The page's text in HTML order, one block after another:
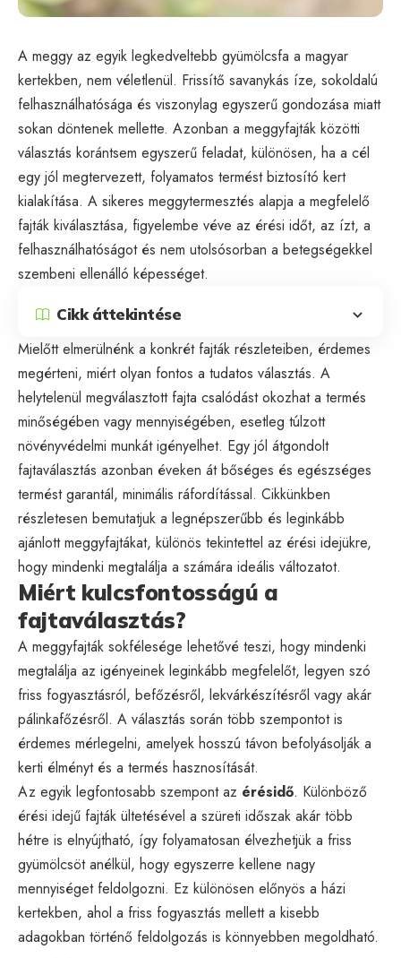
A meggy az egyik legkedveltebb gyümölcsfa a magyar
kertekben, nem véletlenül. Frissítő savanykás íze, sokoldalú
felhasználhatósága és viszonylag egyszerű gondozása miatt
sokan döntenek mellette. Azonban a meggyfajták közötti
választás korántsem egyszerű feladat, különösen, ha a cél
egy jól megtervezett, folyamatos termést biztosító kert
kialakítása. A sikeres meggytermesztés alapja a megfelelő
fajták kiválasztása, figyelembe véve az érési időt, az ízt, a
felhasználhatóságot és nem utolsósorban a betegségekkel
szembeni ellenálló képességet.
Cikk áttekintése
Mielőtt elmerülnénk a konkrét fajták részleteiben, érdemes
megérteni, miért olyan fontos a tudatos választás. A
helytelenül megválasztott fajta csalódást okozhat a termés
minőségében vagy mennyiségében, esetleg túlzott
növényvédelmi munkát igényelhet. Egy jól átgondolt
fajtaválasztás azonban éveken át bőséges és egészséges
termést garantál, minimális ráfordítással. Cikkünkben
részletesen bemutatjuk a legnépszerűbb és leginkább
ajánlott meggyfajtákat, különös tekintettel az érési idejükre,
hogy mindenki megtalálja a számára ideális változatot.
Miért kulcsfontosságú a
fajtaválasztás?
A meggyfajták sokfélesége lehetővé teszi, hogy mindenki
megtalálja az igényeinek leginkább megfelelőt, legyen szó
friss fogyasztásról, befőzésről, lekvárkészítésről vagy akár
pálinkafőzésről. A választás során több szempontot is
érdemes mérlegelni, amelyek hosszú távon befolyásolják a
kerti élményt és a termés hasznosítását.
Az egyik legfontosabb szempont az érésidő. Különböző
érési idejű fajták ültetésével a szüreti időszak akár több
hétre is elnyújtható, így folyamatosan élvezhetjük a friss
gyümölcsöt anélkül, hogy egyszerre kellene nagy
mennyiséget feldolgozni. Ez különösen előnyös a házi
kertekben, ahol a friss fogyasztás mellett a kisebb
adagokban történő feldolgozás is könnyebben megoldható.